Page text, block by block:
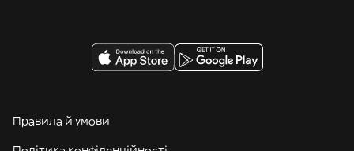
Правила й умови